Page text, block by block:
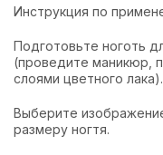
Инструкция по
Подготовьте ноготь
(проведите маникюр,
слоями цветного лака).
Выберите
размеру ногтя.